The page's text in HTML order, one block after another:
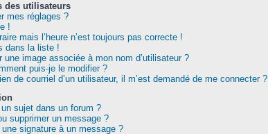
des utilisateurs
mes réglages ?
!
mais l’heure n’est toujours pas correcte !
dans la liste !
image associée à mon nom d’utilisateur ?
puis-je le modifier ?
de courriel d’un utilisateur, il m’est demandé de me connecter ?
sujet dans un forum ?
supprimer un message ?
signature à un message ?